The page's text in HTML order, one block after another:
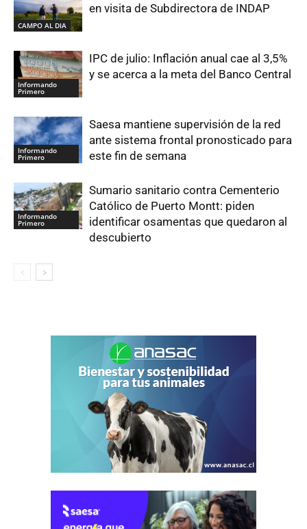
CAMPO AL DIA
en visita de Subdirectora de INDAP
Informando
Primero
IPC de julio: Inflación anual cae al 3,5%
y se acerca a la meta del Banco Central
Informando
Primero
Saesa mantiene supervisión de la red
ante sistema frontal pronosticado para
este fin de semana
Informando
Primero
Sumario sanitario contra Cementerio
Católico de Puerto Montt: piden
identificar osamentas que quedaron al
descubierto